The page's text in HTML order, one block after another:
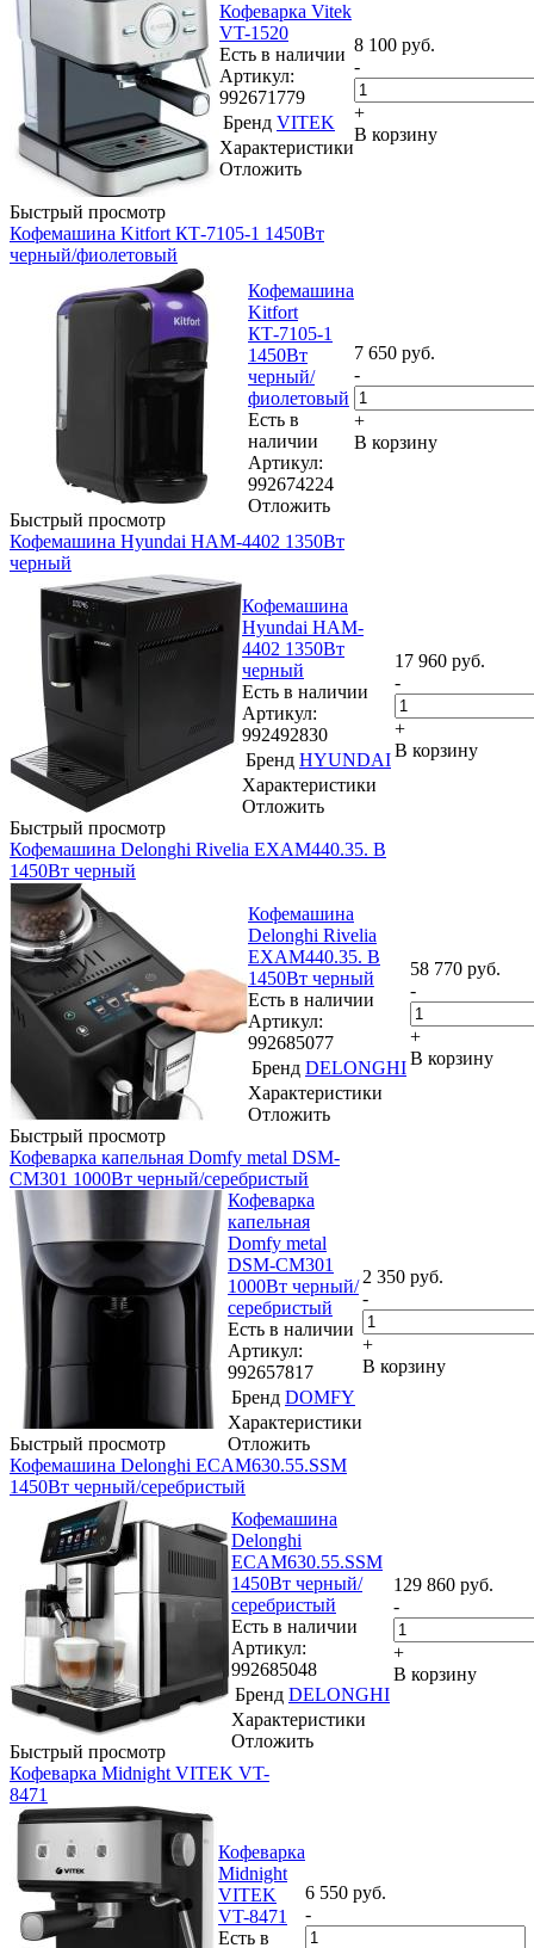
Быстрый просмотр
Кофеварка Vitek
VT-1520
Есть в наличии
Артикул:
992671779
Бренд VITEK
Характеристики
Отложить
8 100 руб.
-
+
В корзину
Кофемашина Kitfort КТ-7105-1 1450Вт
черный/фиолетовый
Быстрый просмотр
Кофемашина
Kitfort
КТ-7105-1
1450Вт
черный/
фиолетовый
Есть в
наличии
Артикул:
992674224
Отложить
7 650 руб.
-
+
В корзину
Кофемашина Hyundai HAM-4402 1350Вт
черный
Быстрый просмотр
Кофемашина
Hyundai HAM-
4402 1350Вт
черный
Есть в наличии
Артикул:
992492830
Бренд HYUNDAI
Характеристики
Отложить
17 960 руб.
-
+
В корзину
Кофемашина Delonghi Rivelia EXAM440.35. B
1450Вт черный
Быстрый просмотр
Кофемашина
Delonghi Rivelia
EXAM440.35. B
1450Вт черный
Есть в наличии
Артикул:
992685077
Бренд DELONGHI
Характеристики
Отложить
58 770 руб.
-
+
В корзину
Кофеварка капельная Domfy metal DSM-
CM301 1000Вт черный/серебристый
Быстрый просмотр
Кофеварка
капельная
Domfy metal
DSM-CM301
1000Вт черный/
серебристый
Есть в наличии
Артикул:
992657817
Бренд DOMFY
Характеристики
Отложить
2 350 руб.
-
+
В корзину
Кофемашина Delonghi ECAM630.55.SSM
1450Вт черный/серебристый
Быстрый просмотр
Кофемашина
Delonghi
ECAM630.55.SSM
1450Вт черный/
серебристый
Есть в наличии
Артикул:
992685048
Бренд DELONGHI
Характеристики
Отложить
129 860 руб.
-
+
В корзину
Кофеварка Midnight VITEK VT-
8471
Кофеварка
Midnight
VITEK
VT-8471
Есть в
6 550 руб.
-